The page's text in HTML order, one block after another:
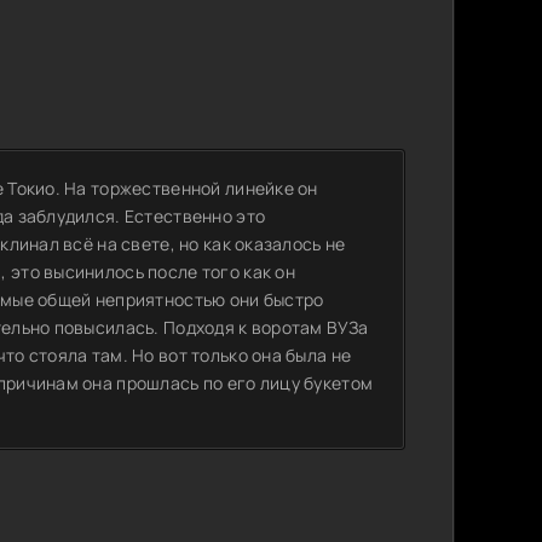
На торжественной линейке он
заблудился. Естественно это
всё на свете, но как оказалось не
высинилось после того как он
общей неприятностью они быстро
повысилась. Подходя к воротам ВУЗа
стояла там. Но вот только она была не
она прошлась по его лицу букетом